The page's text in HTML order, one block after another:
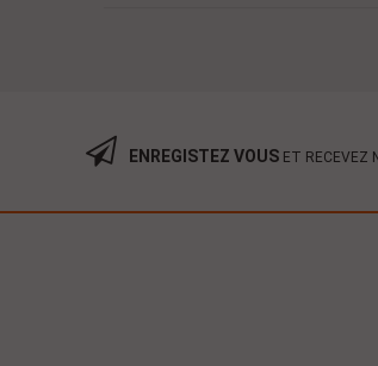
ENREGISTEZ VOUS ET RECEVEZ